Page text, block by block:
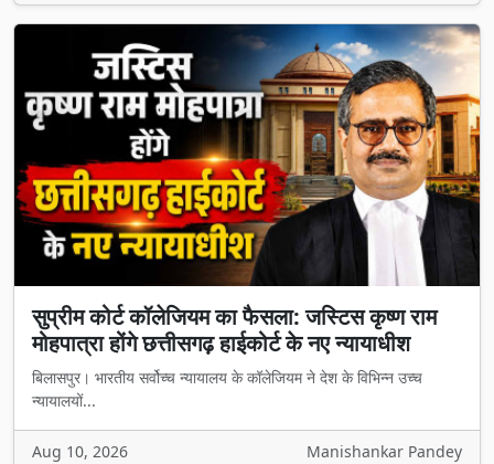
सुप्रीम कोर्ट कॉलेजियम का फैसला: जस्टिस कृष्ण राम
मोहपात्रा होंगे छत्तीसगढ़ हाईकोर्ट के नए न्यायाधीश
बिलासपुर। भारतीय सर्वोच्च न्यायालय के कॉलेजियम ने देश के विभिन्न उच्च
न्यायालयों...
Aug 10, 2026 Manishankar Pandey